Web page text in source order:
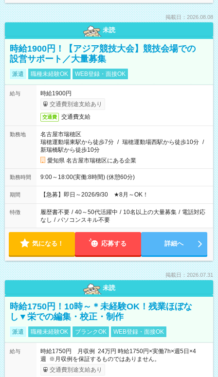
掲載日：2026.08.08
未読
時給1900円！【アジア競技大会】競技会場での
設営サポート／大量募集
派遣 職種未経験OK WEB登録・面接OK
給与
時給1900円
交通費別途支給あり
交通費 交通費支給
勤務地
名古屋市瑞穂区
瑞穂運動場東駅から徒歩7分 / 瑞穂運動場西駅から徒歩10分 /
新瑞橋駅から徒歩10分
愛知県 名古屋市瑞穂区にある企業
勤務時間 9:00～18:00(実働:8時間) (休憩60分)
期間 【急募】即日～2026/9/30 ★8月～OK！
特徴 履歴書不要 / 40～50代活躍中 / 10名以上の大量募集 / 電話対応
なし / パソコンスキル不要
気になる！ 応募する 詳細へ
掲載日：2026.07.31
未読
時給1750円！10時～＊未経験OK！残業ほぼな
し▼栄での編集・校正・制作
派遣 職種未経験OK ブランクOK WEB登録・面接OK
給与
時給1750円 月収例 24万円 時給1750円×実働7h×週5日×4
週 ※月収例を保証するものではありません。
交通費別途支給あり